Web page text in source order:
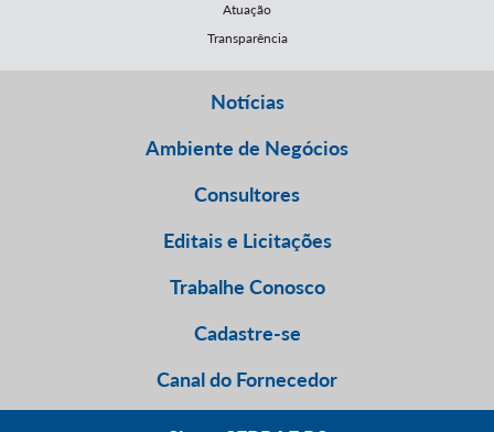
Atuação
Transparência
Notícias
Ambiente de Negócios
Consultores
Editais e Licitações
Trabalhe Conosco
Cadastre-se
Canal do Fornecedor